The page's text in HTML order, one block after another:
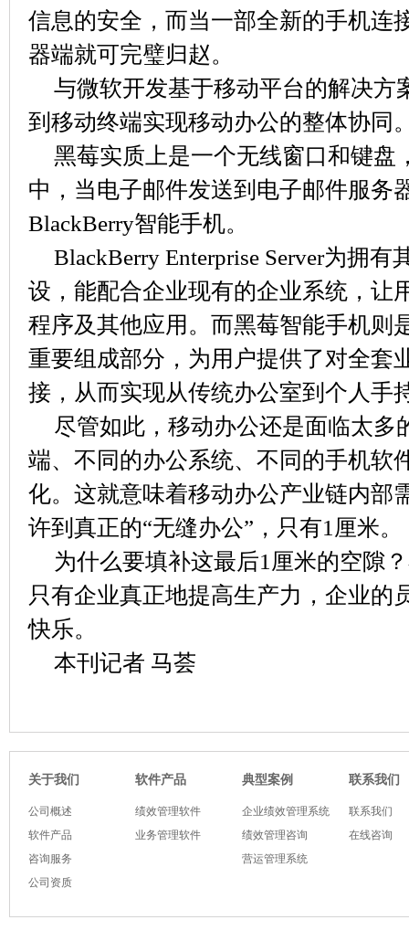
信息的安全，而当一部全新的手机连
器端就可完璧归赵。
与微软开发基于移动平台的解决方
到移动终端实现移动办公的整体协同
黑莓实质上是一个无线窗口和键盘
中，当电子邮件发送到电子邮件服务
BlackBerry智能手机。
BlackBerry Enterprise Server为拥
设，能配合企业现有的企业系统，让
程序及其他应用。而黑莓智能手机则
重要组成部分，为用户提供了对全套
接，从而实现从传统办公室到个人手
尽管如此，移动办公还是面临太多
端、不同的办公系统、不同的手机软
化。这就意味着移动办公产业链内部
许到真正的“无缝办公”，只有1厘米。
为什么要填补这最后1厘米的空隙
只有企业真正地提高生产力，企业的
快乐。
本刊记者 马荟
关于我们
公司概述
软件产品
咨询服务
公司资质
软件产品
绩效管理软件
业务管理软件
典型案例
企业绩效管理系统
绩效管理咨询
营运管理系统
联系我们
联系我们
在线咨询